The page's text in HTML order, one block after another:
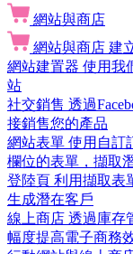
網站與商店
網站與商店 建
網站建置器 使用我
站
社交銷售 透過
接銷售您的產品
網站表單 使用自訂
欄位的表單，擷取
登陸頁 利用擷取表
生成潛在客戶
線上商店 透過庫存
幅度提高電子商務